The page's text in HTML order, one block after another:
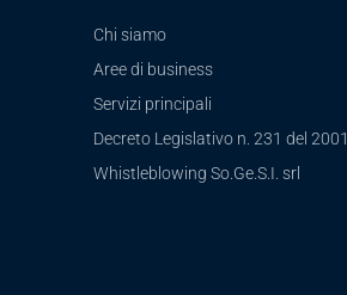
Chi siamo
Aree di business
Servizi principali
Decreto Legislativo n. 231 del 2001
Whistleblowing So.Ge.S.I. srl